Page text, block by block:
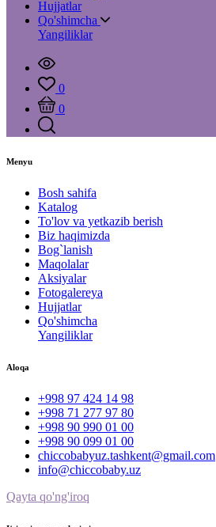
Hujjatlar
Qo'shimcha
Yangiliklar
0
0
Menyu
Bosh sahifa
Katalog
To'lov va yetkazib berish
Biz haqimizda
Bog`lanish
Maqolalar
Aksiyalar
Fotogalereya
Hujjatlar
Qo'shimcha
Yangiliklar
Aloqa
+998 97 424 14 98
+998 71 277 97 80
+998 90 990 01 00
+998 90 099 01 00
chiccobabyuz.tashkent@gmail.com
info@chiccobaby.uz
Qayta qo'ng'iroq